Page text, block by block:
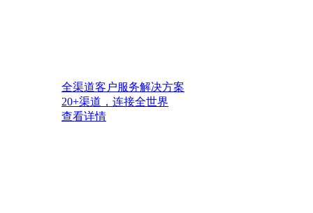
全渠道客户服务解决方案
20+渠道，连接全世界
查看详情